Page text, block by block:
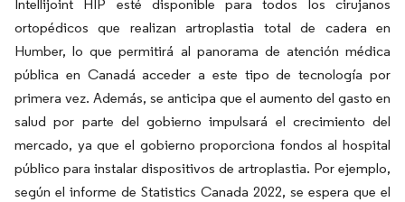
Intellijoint HIP esté disponible para todos los cirujanos
ortopédicos que realizan artroplastia total de cadera en
Humber, lo que permitirá al panorama de atención médica
pública en Canadá acceder a este tipo de tecnología por
primera vez. Además, se anticipa que el aumento del gasto en
salud por parte del gobierno impulsará el crecimiento del
mercado, ya que el gobierno proporciona fondos al hospital
público para instalar dispositivos de artroplastia. Por ejemplo,
según el informe de Statistics Canada 2022, se espera que el